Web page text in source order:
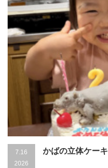
7.16
2026
かばの立体ケーキ